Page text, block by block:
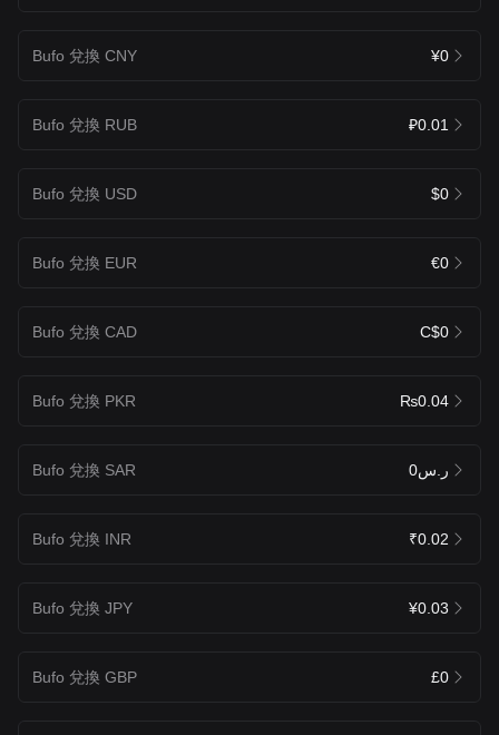
Bufo 兌換 CNY ¥0
Bufo 兌換 RUB ₽0.01
Bufo 兌換 USD $0
Bufo 兌換 EUR €0
Bufo 兌換 CAD C$0
Bufo 兌換 PKR ₨0.04
Bufo 兌換 SAR ر.س0
Bufo 兌換 INR ₹0.02
Bufo 兌換 JPY ¥0.03
Bufo 兌換 GBP £0